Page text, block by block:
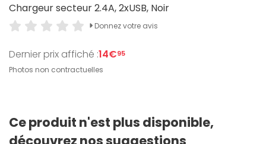
Chargeur secteur 2.4A, 2xUSB, Noir
Donnez votre avis
Dernier prix affiché :14€95
Photos non contractuelles
Ce produit n'est plus disponible,